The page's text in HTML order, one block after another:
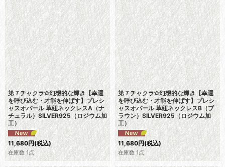
第７チャクラ✩幻想的な輝き【幸運
を呼び込む・才能を伸ばす】プレシ
ャスオパール 革紐ネックレスA（ナ
チュラル）SILVER925（ロジウム加
工）
11,680円(税込)
在庫数 1点
第７チャクラ✩幻想的な輝き【幸運
を呼び込む・才能を伸ばす】プレシ
ャスオパール 革紐ネックレスB（ブ
ラウン）SILVER925（ロジウム加
工）
11,680円(税込)
在庫数 1点